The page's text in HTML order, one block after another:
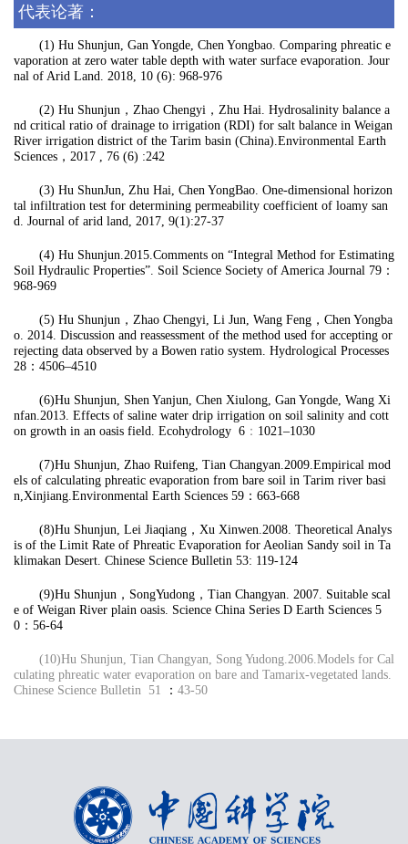
代表论著：
(1) Hu Shunjun, Gan Yongde, Chen Yongbao. Comparing phreatic e
vaporation at zero water table depth with water surface evaporation. Jour
nal of Arid Land. 2018, 10 (6): 968-976
(2) Hu Shunjun ， Zhao Chengyi ， Zhu Hai. Hydrosalinity balance a
nd critical ratio of drainage to irrigation (RDI) for salt balance in Weigan
River irrigation district of the Tarim basin (China).Environmental Earth
Sciences ， 2017 , 76 (6) :242
(3) Hu ShunJun, Zhu Hai, Chen YongBao. One-dimensional horizon
tal infiltration test for determining permeability coefficient of loamy san
d. Journal of arid land, 2017, 9(1):27-37
(4) Hu Shunjun.2015.Comments on “Integral Method for Estimating
Soil Hydraulic Properties”. Soil Science Society of America Journal 79 ：
968-969
(5) Hu Shunjun ， Zhao Chengyi, Li Jun, Wang Feng ， Chen Yongba
o. 2014. Discussion and reassessment of the method used for accepting or
rejecting data observed by a Bowen ratio system. Hydrological Processes
28 ： 4506–4510
(6)Hu Shunjun, Shen Yanjun, Chen Xiulong, Gan Yongde, Wang Xi
nfan.2013. Effects of saline water drip irrigation on soil salinity and cott
on growth in an oasis field. Ecohydrology 6 ： 1021–1030
(7)Hu Shunjun, Zhao Ruifeng, Tian Changyan.2009.Empirical mod
els of calculating phreatic evaporation from bare soil in Tarim river basi
n,Xinjiang.Environmental Earth Sciences 59 ： 663-668
(8)Hu Shunjun, Lei Jiaqiang ， Xu Xinwen.2008. Theoretical Analys
is of the Limit Rate of Phreatic Evaporation for Aeolian Sandy soil in Ta
klimakan Desert. Chinese Science Bulletin 53: 119-124
(9)Hu Shunjun ， SongYudong ， Tian Changyan. 2007. Suitable scal
e of Weigan River plain oasis. Science China Series D Earth Sciences 5
0 ： 56-64
(10)Hu Shunjun, Tian Changyan, Song Yudong.2006.Models for Cal
culating phreatic water evaporation on bare and Tamarix-vegetated lands.
Chinese Science Bulletin 51 ： 43-50